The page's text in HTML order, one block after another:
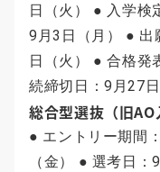
日（火） ● 入学検
9月3日（月） ● 出
日（火） ● 合格発
続締切日：9月27日
総合型選抜（旧
● エントリー期間
（金） ● 選考日